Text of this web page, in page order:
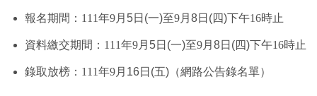
報名期間： 111年9月5日(一)至9月8日(四)下午16時止
資料繳交期間： 111年9月5日(一)至9月8日(四)下午16時止
錄取放榜： 111年9月16日(五) （網路公告錄名單）